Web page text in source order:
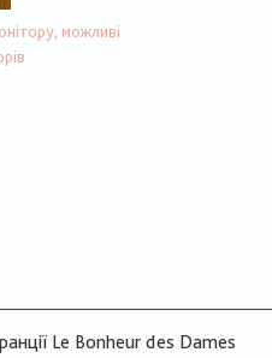
можливі
Le Bonheur des Dames